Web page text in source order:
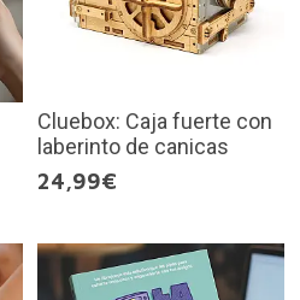
Cluebox: Caja fuerte con
laberinto de canicas
24,99€